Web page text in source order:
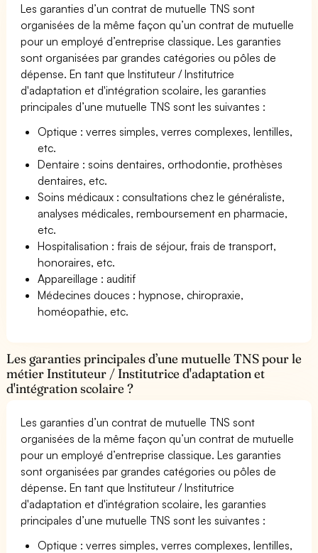
Les garanties d’un contrat de mutuelle TNS sont
organisées de la même façon qu’un contrat de mutuelle
pour un employé d’entreprise classique. Les garanties
sont organisées par grandes catégories ou pôles de
dépense. En tant que Instituteur / Institutrice
d'adaptation et d'intégration scolaire, les garanties
principales d’une mutuelle TNS sont les suivantes :
Optique : verres simples, verres complexes, lentilles,
etc.
Dentaire : soins dentaires, orthodontie, prothèses
dentaires, etc.
Soins médicaux : consultations chez le généraliste,
analyses médicales, remboursement en pharmacie,
etc.
Hospitalisation : frais de séjour, frais de transport,
honoraires, etc.
Appareillage : auditif
Médecines douces : hypnose, chiropraxie,
homéopathie, etc.
Les garanties principales d’une mutuelle TNS pour le
métier Instituteur / Institutrice d'adaptation et
d'intégration scolaire ?
Les garanties d’un contrat de mutuelle TNS sont
organisées de la même façon qu’un contrat de mutuelle
pour un employé d’entreprise classique. Les garanties
sont organisées par grandes catégories ou pôles de
dépense. En tant que Instituteur / Institutrice
d'adaptation et d'intégration scolaire, les garanties
principales d’une mutuelle TNS sont les suivantes :
Optique : verres simples, verres complexes, lentilles,